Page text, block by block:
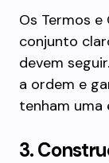
Os Termos
conjunto
devem
a ordem e
tenham uma
3.